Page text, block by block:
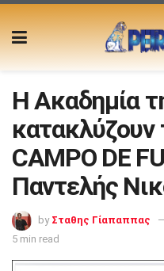
Η Ακαδημία
κατακλύζουν
CAMPO DE
Παντελής
by Σταθης Γίαπαππας
5 min read